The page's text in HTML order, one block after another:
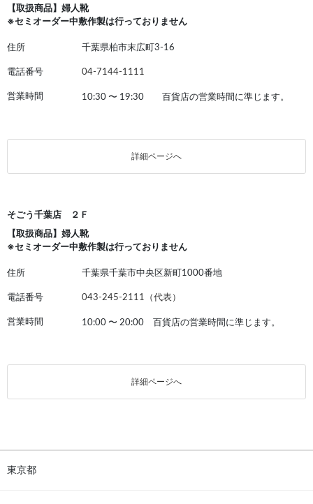
【取扱商品】婦人靴
※セミオーダー中敷作製は行っておりません
住所 千葉県柏市末広町3-16
電話番号 04-7144-1111
営業時間 10:30 〜 19:30 百貨店の営業時間に準じます。
詳細ページへ
そごう千葉店 ２Ｆ
【取扱商品】婦人靴
※セミオーダー中敷作製は行っておりません
住所 千葉県千葉市中央区新町1000番地
電話番号 043-245-2111（代表）
営業時間 10:00 〜 20:00 百貨店の営業時間に準じます。
詳細ページへ
東京都